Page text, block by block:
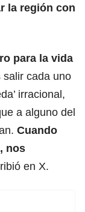
la región con
para la vida
cada uno
irracional,
a alguno del
Cuando
nos
en X.